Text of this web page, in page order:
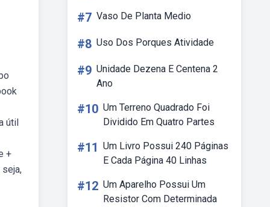
útil
+
#7 Vaso De Planta Medio
#8 Uso Dos Porques Atividade
#9 Unidade Dezena E Centena 2
Ano
#10 Um Terreno Quadrado Foi
Dividido Em Quatro Partes
#11 Um Livro Possui 240 Páginas
E Cada Página 40 Linhas
#12 Um Aparelho Possui Um
Resistor Com Determinada